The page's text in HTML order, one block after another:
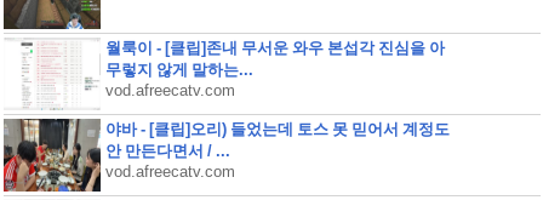
월룩이 - [클립]존내 무서운 와우 본섭각 진심을 아
무렇지 않게 말하는...
vod.afreecatv.com
야바 - [클립]오리) 들었는데 토스 못 믿어서 계정도
안 만든다면서 / ...
vod.afreecatv.com